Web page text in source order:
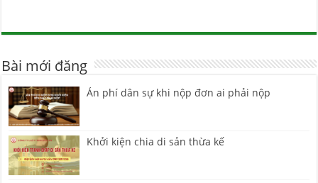
Bài mới đăng
Án phí dân sự khi nộp đơn ai phải nộp
Khởi kiện chia di sản thừa kế